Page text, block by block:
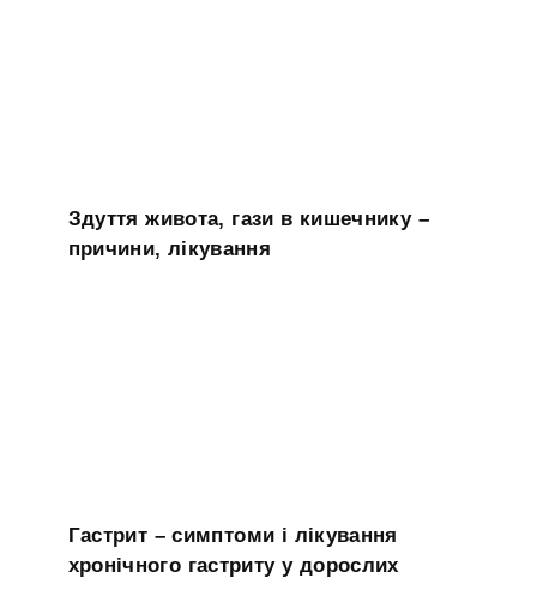
Здуття живота, гази в кишечнику –
причини, лікування
Гастрит – симптоми і лікування
хронічного гастриту у дорослих